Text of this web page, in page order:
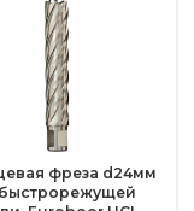
фреза d24мм